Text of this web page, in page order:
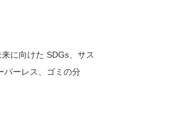
に向けた SDGs、サス
パーレス、ゴミの分